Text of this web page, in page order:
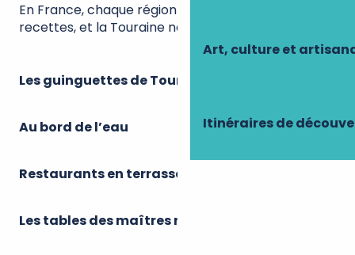
Art, culture et
Itinéraires de
En France, chaque région a ses
recettes, et la Touraine ne déroge pas à la règle !
Les guinguettes de Touraine
Au bord de l’eau
Restaurants en terrasse
Les tables des maîtres restaurateurs